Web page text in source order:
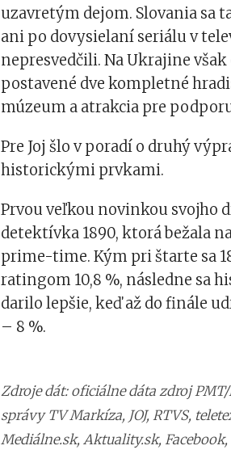
uzavretým dejom. Slovania sa
ani po dovysielaní seriálu v
nepresvedčili. Na Ukrajine
postavené dve kompletné
múzeum a atrakcia pre
Pre Joj šlo v poradí o druhý
historickými prvkami.
Prvou veľkou novinkou svojho
detektívka 1890, ktorá bežala
prime-time. Kým pri štarte sa
ratingom 10,8 %, následne sa
darilo lepšie, keď až do finále
– 8 %.
Zdroje dát: oficiálne dáta zdroj
správy TV Markíza, JOJ, RTVS,
Mediálne.sk, Aktuality.sk,